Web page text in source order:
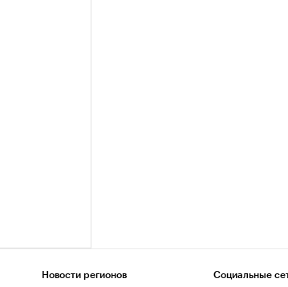
Новости регионов Социальные